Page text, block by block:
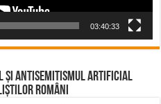
03:40:33
și Antisemitismul Artificial
Români